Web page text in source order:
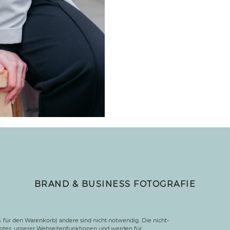
BRAND & BUSINESS FOTOGRAFIE
den Warenkorb) andere sind nicht notwendig. Die nicht-
unserer Webseitenfunktionen und werden für